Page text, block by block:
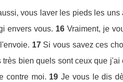
vous laver les pieds les uns
envers vous. 16 Vraiment, je
17 Si vous savez ces
bien quels sont ceux que j'ai
contre moi. 19 Je vous le dis